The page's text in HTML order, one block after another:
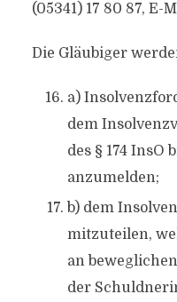
(05341) 17 80 87, E-
Die Gläubiger
a)
dem
des § 174 InsO
anzumelden;
b) dem
mitzuteilen,
an
der